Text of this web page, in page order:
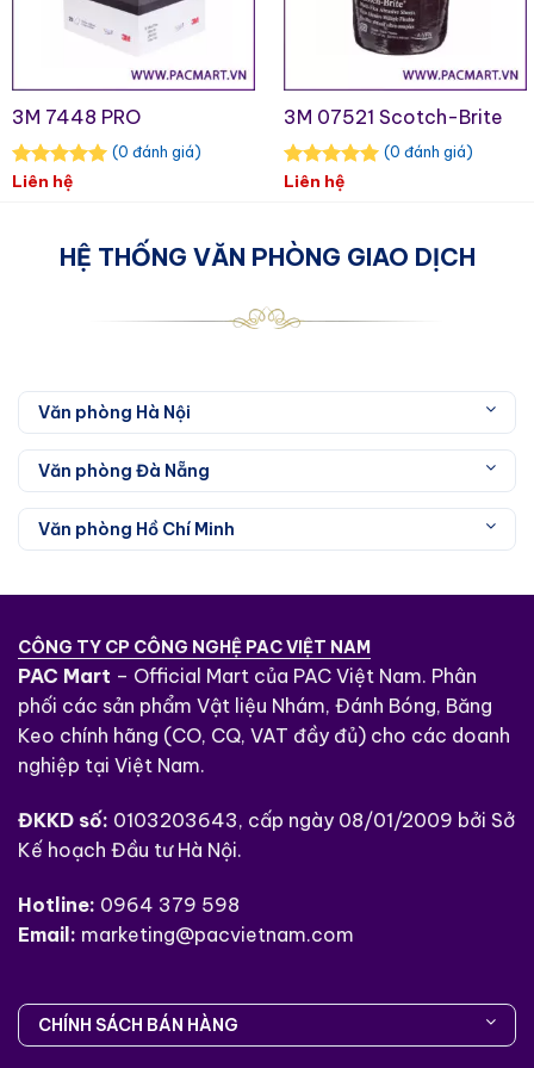
đều hơn – giúp tiết kiệm thời gian và chi phí
sản xuất.
3M 7448 PRO
(0 đánh giá)
Liên hệ
3M 07521 Scotch-Brite
(0 đánh giá)
Liên hệ
HỆ THỐNG VĂN PHÒNG GIAO DỊCH
Văn phòng Hà Nội
Văn phòng Đà Nẵng
Văn phòng Hồ Chí Minh
CÔNG TY CP CÔNG NGHỆ PAC VIỆT NAM
PAC Mart – Official Mart của PAC Việt Nam. Phân
phối các sản phẩm Vật liệu Nhám, Đánh Bóng, Băng
Keo chính hãng (CO, CQ, VAT đầy đủ) cho các doanh
nghiệp tại Việt Nam.
ĐKKD số: 0103203643, cấp ngày 08/01/2009 bởi Sở
Kế hoạch Đầu tư Hà Nội.
Hotline: 0964 379 598
Email: marketing@pacvietnam.com
CHÍNH SÁCH BÁN HÀNG